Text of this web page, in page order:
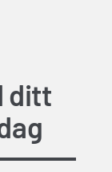
ditt